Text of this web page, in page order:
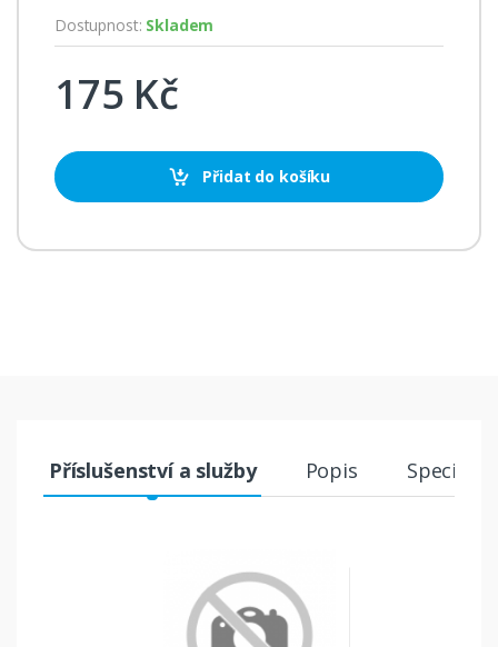
Dostupnost: Skladem
175 Kč
Přidat do košíku
Příslušenství a služby Popis